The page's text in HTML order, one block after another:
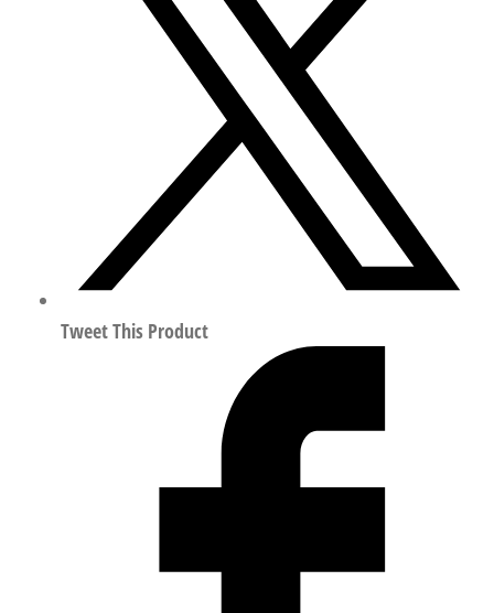
15407
561085
Tweet This Product